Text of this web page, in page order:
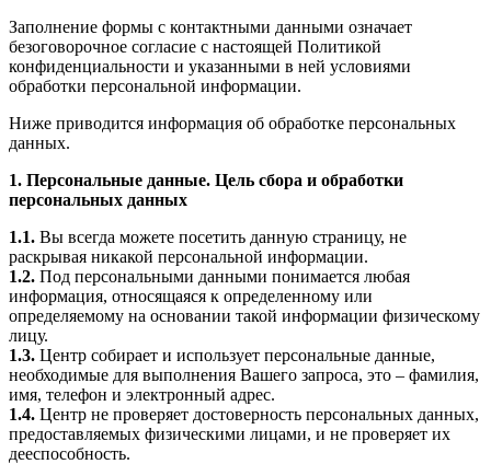
Заполнение формы с контактными данными означает
безоговорочное согласие с настоящей Политикой
конфиденциальности и указанными в ней условиями
обработки персональной информации.
Ниже приводится информация об обработке персональных
данных.
1. Персональные данные. Цель сбора и обработки
персональных данных
1.1. Вы всегда можете посетить данную страницу, не
раскрывая никакой персональной информации.
1.2. Под персональными данными понимается любая
информация, относящаяся к определенному или
определяемому на основании такой информации физическому
лицу.
1.3. Центр собирает и использует персональные данные,
необходимые для выполнения Вашего запроса, это – фамилия,
имя, телефон и электронный адрес.
1.4. Центр не проверяет достоверность персональных данных,
предоставляемых физическими лицами, и не проверяет их
дееспособность.